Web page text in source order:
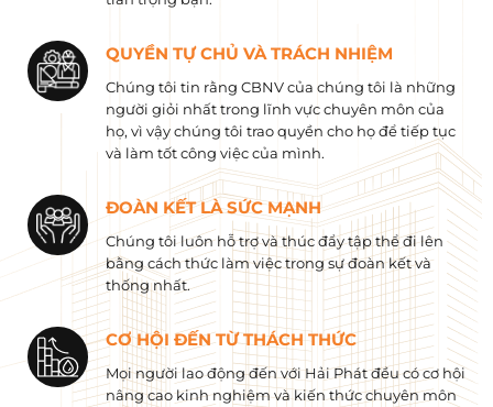
QUYỀN TỰ CHỦ VÀ TRÁCH NHIỆM
Chúng tôi tin rằng CBNV của chúng tôi là những
người giỏi nhất trong lĩnh vực chuyên môn của
họ, vì vậy chúng tôi trao quyền cho họ để tiếp tục
và làm tốt công việc của mình.
ĐOÀN KẾT LÀ SỨC MẠNH
Chúng tôi luôn hỗ trợ và thúc đẩy tập thể đi lên
bằng cách thức làm việc trong sự đoàn kết và
thống nhất.
CƠ HỘI ĐẾN TỪ THÁCH THỨC
Mọi người lao động đến với Hải Phát đều có cơ hội
nâng cao kinh nghiệm và kiến ​​thức chuyên môn